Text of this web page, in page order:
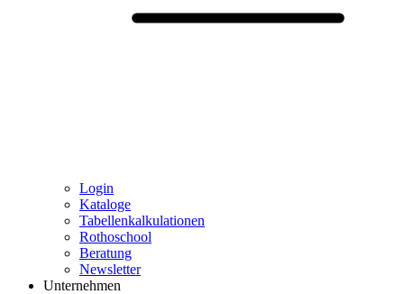
Login
Kataloge
Tabellenkalkulationen
Rothoschool
Beratung
Newsletter
Unternehmen